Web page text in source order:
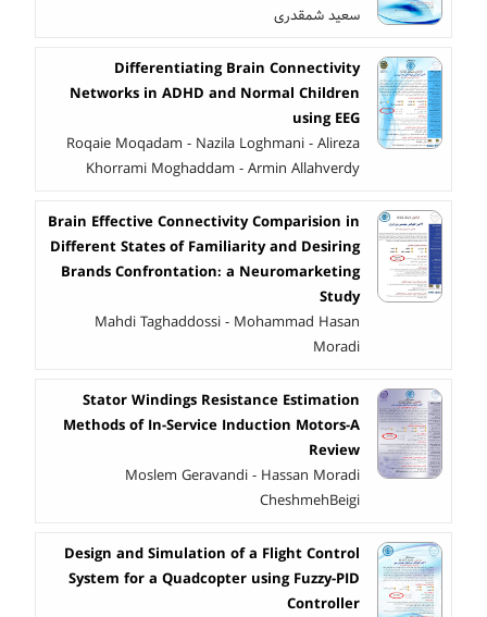
سعید شمقدری
Differentiating Brain Connectivity
Networks in ADHD and Normal Children
using EEG
Roqaie Moqadam - Nazila Loghmani - Alireza
Khorrami Moghaddam - Armin Allahverdy
Brain Effective Connectivity Comparision in
Different States of Familiarity and Desiring
Brands Confrontation: a Neuromarketing
Study
Mahdi Taghaddossi - Mohammad Hasan
Moradi
Stator Windings Resistance Estimation
Methods of In-Service Induction Motors-A
Review
Moslem Geravandi - Hassan Moradi
CheshmehBeigi
Design and Simulation of a Flight Control
System for a Quadcopter using Fuzzy-PID
Controller